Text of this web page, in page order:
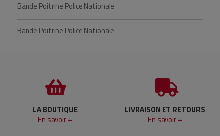
Bande Poitrine Police Nationale
Bande Poitrine Police Nationale
LA BOUTIQUE
En savoir +
LIVRAISON ET RETOURS
En savoir +